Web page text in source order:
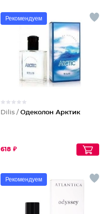
Рекомендуем
Dilis / Одеколон Арктик
618 ₽
Рекомендуем